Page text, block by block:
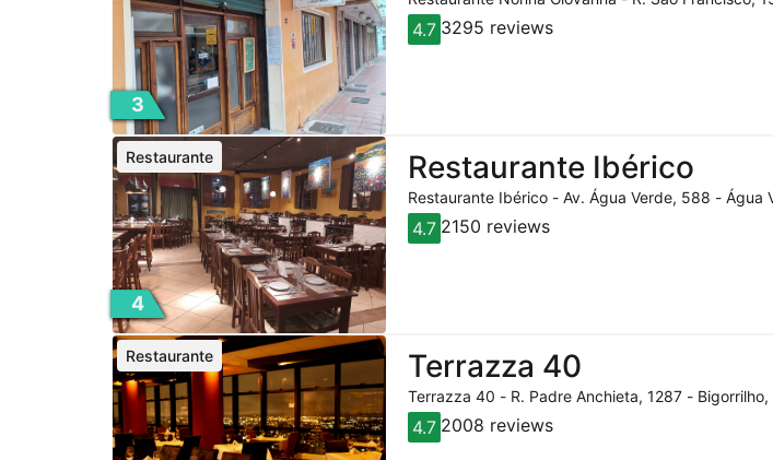
3
4.7 3295 reviews
4
Restaurante Ibérico
Restaurante
Restaurante Ibérico - Av. Água Verde, 588 -
4.7 2150 reviews
Terrazza 40
Restaurante
Terrazza 40 - R. Padre Anchieta, 1287 -
4.7 2008 reviews